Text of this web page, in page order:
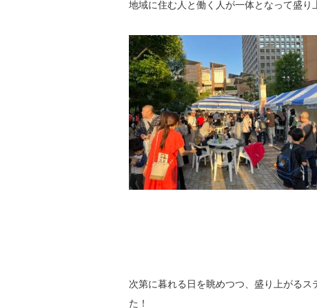
地域に住む人と働く人が一体となって盛り
次第に暮れる日を眺めつつ、盛り上がる
た！